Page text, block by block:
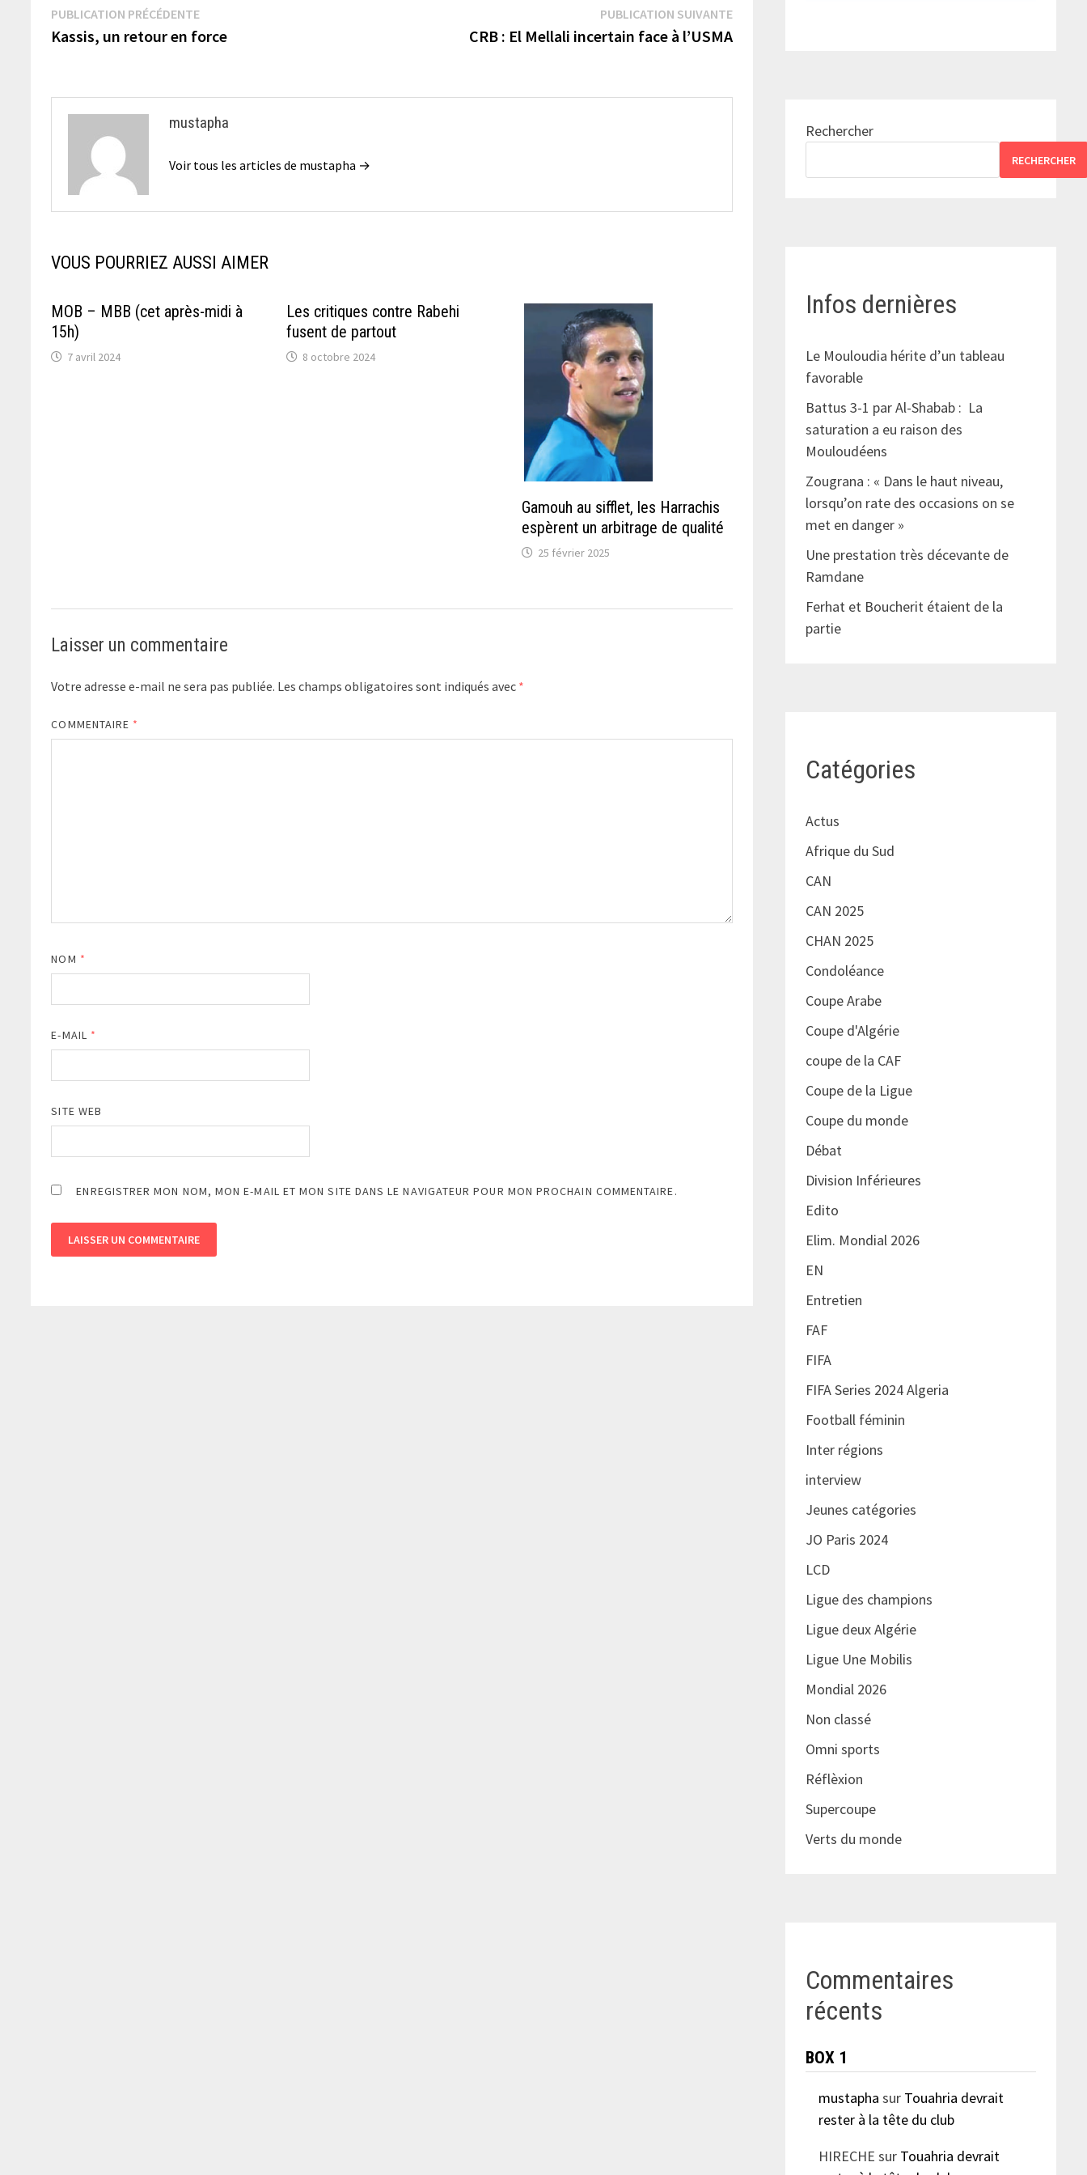
Navigation
de
PUBLICATION PRÉCÉDENTEPublication
précédente :
Kassis, un retour en force
PUBLICATION SUIVANTEPublication
suivante :
CRB : El Mellali incertain face à l’USMA
mustapha
Voir tous les articles de mustapha →
VOUS POURRIEZ AUSSI AIMER
MOB – MBB (cet après-midi à
15h)
7 avril 2024
Les critiques contre Rabehi
fusent de partout
8 octobre 2024
Gamouh au sifflet, les Harrachis
espèrent un arbitrage de qualité
25 février 2025
Laisser un commentaire
Votre adresse e-mail ne sera pas publiée. Les champs obligatoires sont indiqués avec *
COMMENTAIRE *
NOM *
E-MAIL *
SITE WEB
ENREGISTRER MON NOM, MON E-MAIL ET MON SITE DANS LE NAVIGATEUR POUR MON PROCHAIN COMMENTAIRE.
Rechercher
RECHERCHER
Infos dernières
Le Mouloudia hérite d’un tableau
favorable
Battus 3-1 par Al-Shabab : La
saturation a eu raison des
Mouloudéens
Zougrana : « Dans le haut niveau,
lorsqu’on rate des occasions on se
met en danger »
Une prestation très décevante de
Ramdane
Ferhat et Boucherit étaient de la
partie
Catégories
Actus
Afrique du Sud
CAN
CAN 2025
CHAN 2025
Condoléance
Coupe Arabe
Coupe d'Algérie
coupe de la CAF
Coupe de la Ligue
Coupe du monde
Débat
Division Inférieures
Edito
Elim. Mondial 2026
EN
Entretien
FAF
FIFA
FIFA Series 2024 Algeria
Football féminin
Inter régions
interview
Jeunes catégories
JO Paris 2024
LCD
Ligue des champions
Ligue deux Algérie
Ligue Une Mobilis
Mondial 2026
Non classé
Omni sports
Réflèxion
Supercoupe
Verts du monde
Commentaires
récents
BOX 1
mustapha sur Touahria devrait
rester à la tête du club
HIRECHE sur Touahria devrait